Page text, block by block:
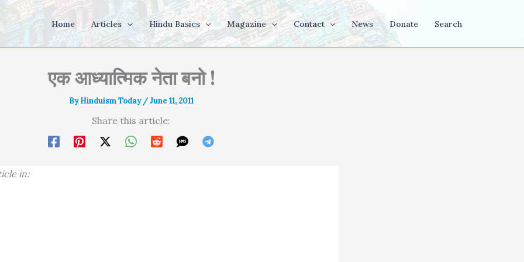
Home Articles Hindu Basics Magazine Contact News Donate Search
एक आध्यात्मिक नेता बनो !
ByHinduism Today /June 11, 2011
Share this article:
in: